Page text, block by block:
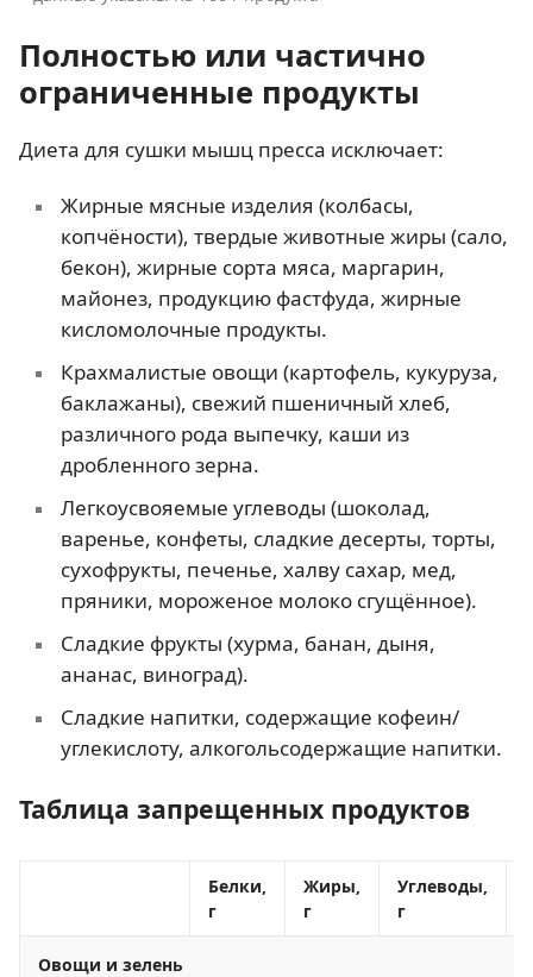
Полностью или частично
ограниченные продукты
Диета для сушки мышц пресса исключает:
Жирные мясные изделия (колбасы,
копчёности), твердые животные жиры (сало,
бекон), жирные сорта мяса, маргарин,
майонез, продукцию фастфуда, жирные
кисломолочные продукты.
Крахмалистые овощи (картофель, кукуруза,
баклажаны), свежий пшеничный хлеб,
различного рода выпечку, каши из
дробленного зерна.
Легкоусвояемые углеводы (шоколад,
варенье, конфеты, сладкие десерты, торты,
сухофрукты, печенье, халву сахар, мед,
пряники, мороженое молоко сгущённое).
Сладкие фрукты (хурма, банан, дыня,
ананас, виноград).
Сладкие напитки, содержащие кофеин/
углекислоту, алкогольсодержащие напитки.
Таблица запрещенных продуктов
Белки,
г
Жиры,
г
Углеводы,
г
Овощи и зелень